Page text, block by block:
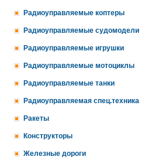
Радиоуправляемые коптеры
Радиоуправляемые судомодели
Радиоуправляемые игрушки
Радиоуправляемые мотоциклы
Радиоуправляемые танки
Радиоуправляемая спец.техника
Ракеты
Конструкторы
Железные дороги